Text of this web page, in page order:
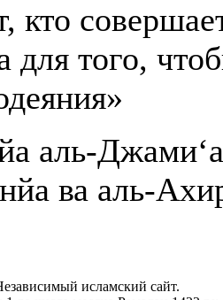
кто
для того,
аль-
ва аль-
исламский сайт.